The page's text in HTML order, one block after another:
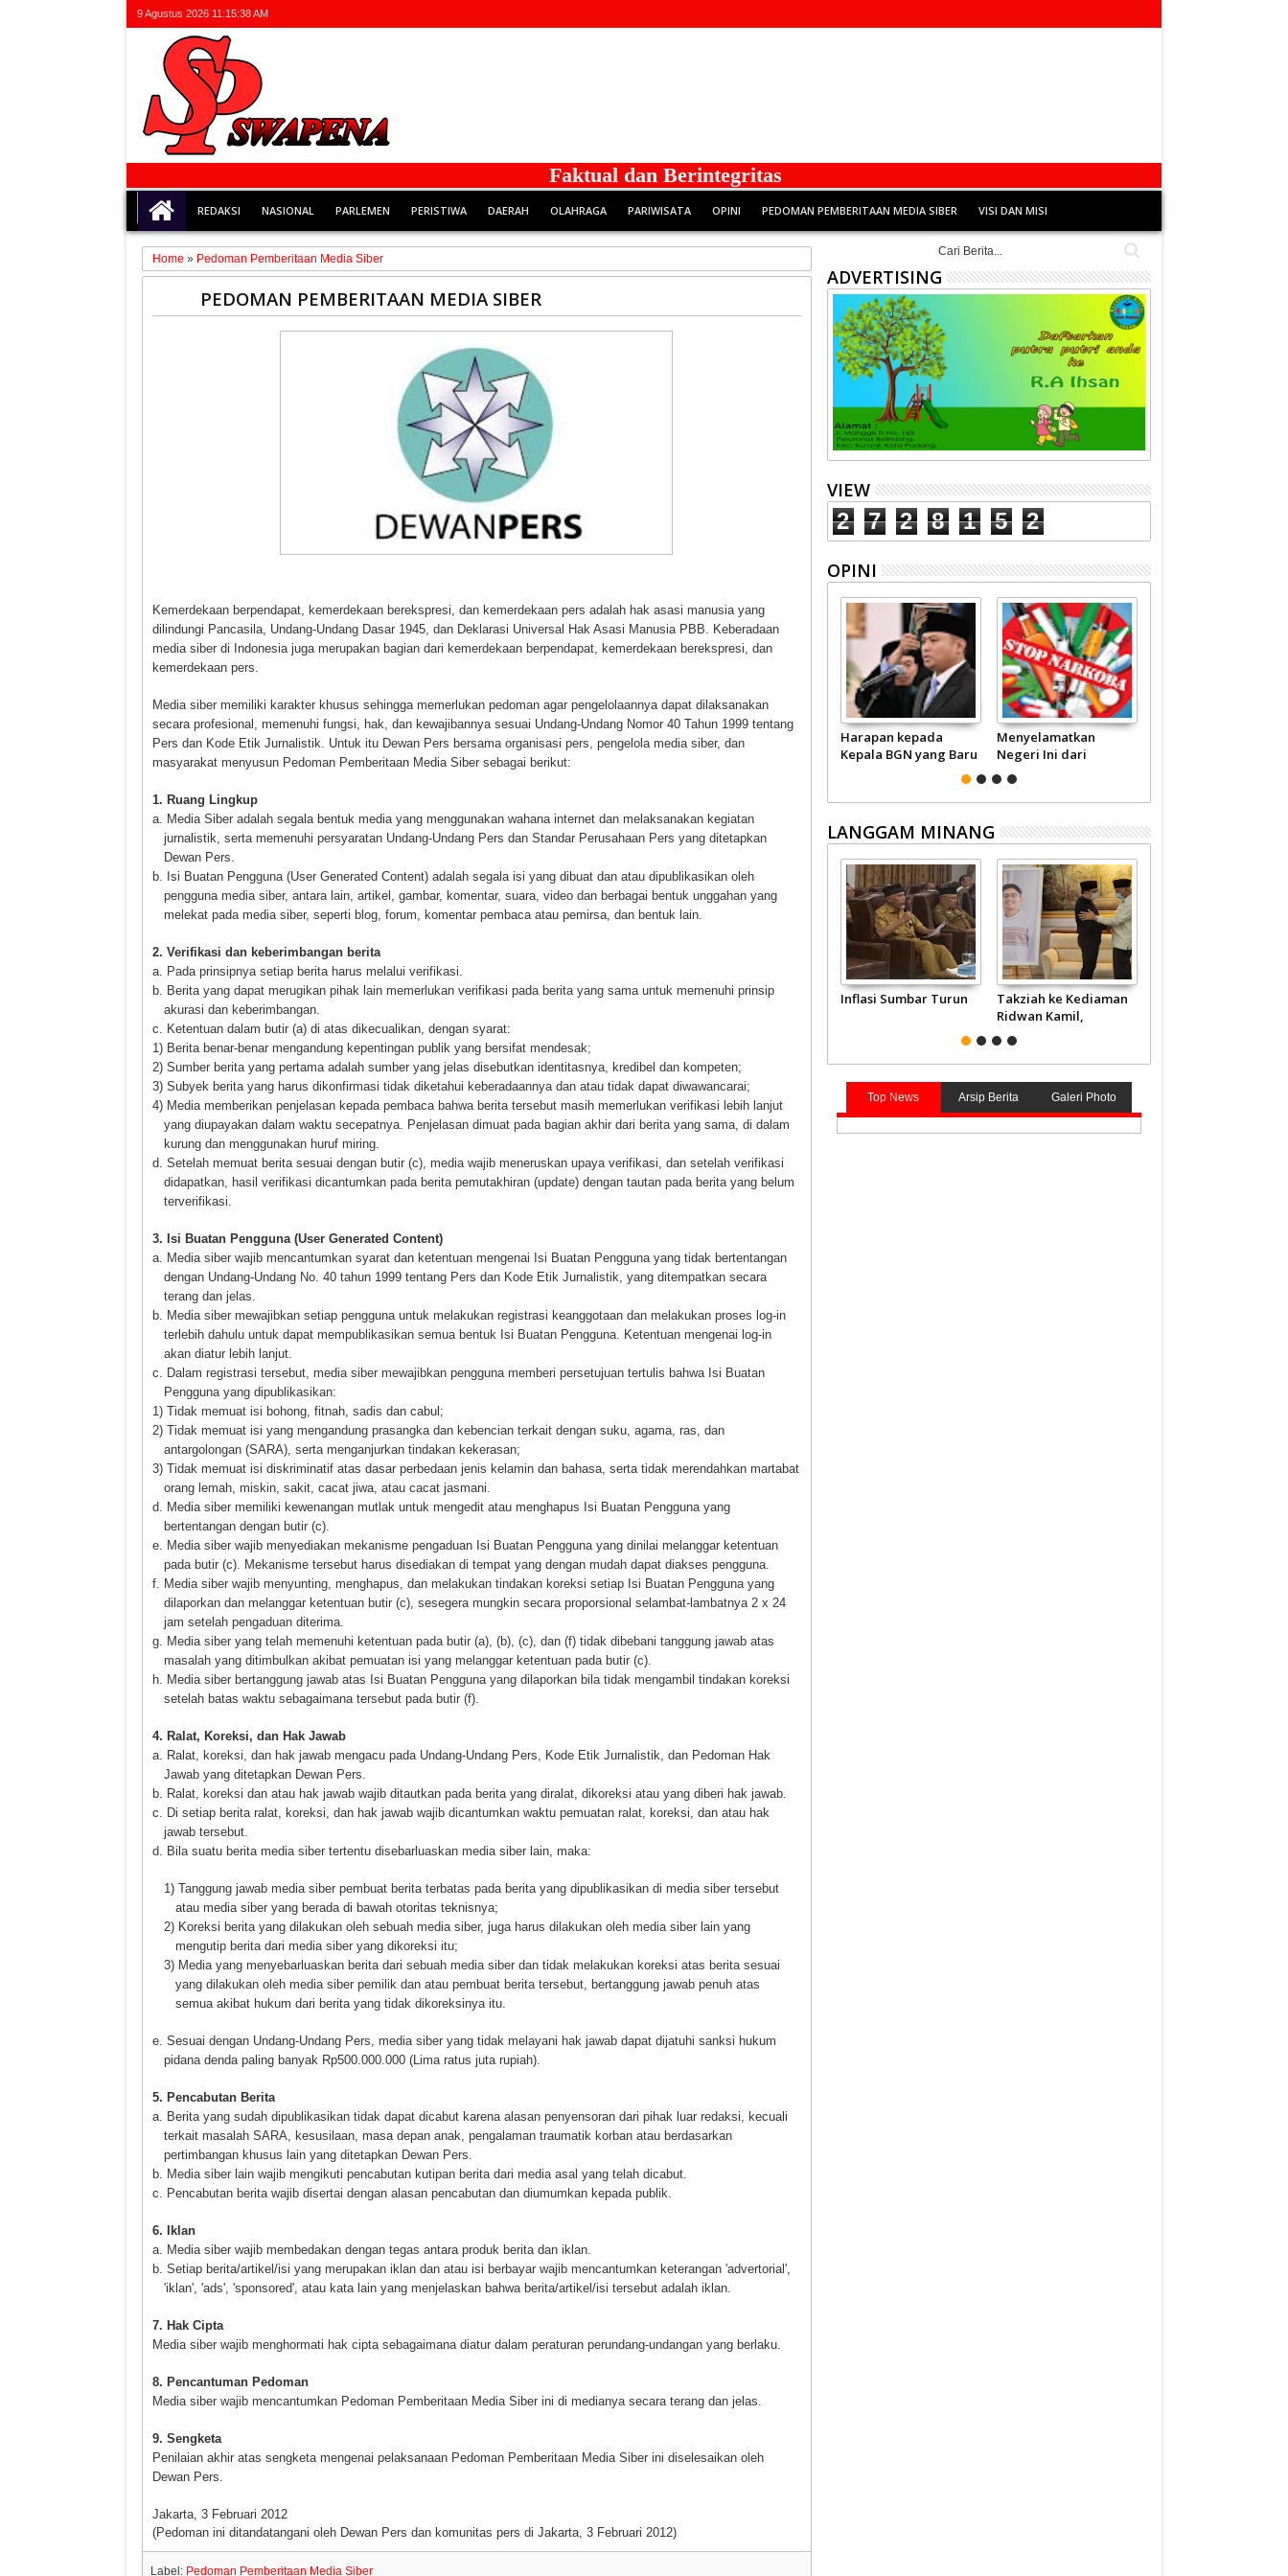
9 Agustus 2026 11:15:38 AM
Faktual dan Berintegritas
REDAKSI NASIONAL PARLEMEN PERISTIWA DAERAH OLAHRAGA PARIWISATA OPINI PEDOMAN PEMBERITAAN MEDIA SIBER VISI DAN MISI
Home » Pedoman Pemberitaan Media Siber
PEDOMAN PEMBERITAAN MEDIA SIBER
Kemerdekaan berpendapat, kemerdekaan berekspresi, dan kemerdekaan pers adalah hak asasi manusia yang
dilindungi Pancasila, Undang-Undang Dasar 1945, dan Deklarasi Universal Hak Asasi Manusia PBB. Keberadaan
media siber di Indonesia juga merupakan bagian dari kemerdekaan berpendapat, kemerdekaan berekspresi, dan
kemerdekaan pers.
Media siber memiliki karakter khusus sehingga memerlukan pedoman agar pengelolaannya dapat dilaksanakan
secara profesional, memenuhi fungsi, hak, dan kewajibannya sesuai Undang-Undang Nomor 40 Tahun 1999 tentang
Pers dan Kode Etik Jurnalistik. Untuk itu Dewan Pers bersama organisasi pers, pengelola media siber, dan
masyarakat menyusun Pedoman Pemberitaan Media Siber sebagai berikut:
1. Ruang Lingkup
a. Media Siber adalah segala bentuk media yang menggunakan wahana internet dan melaksanakan kegiatan
jurnalistik, serta memenuhi persyaratan Undang-Undang Pers dan Standar Perusahaan Pers yang ditetapkan
Dewan Pers.
b. Isi Buatan Pengguna (User Generated Content) adalah segala isi yang dibuat dan atau dipublikasikan oleh
pengguna media siber, antara lain, artikel, gambar, komentar, suara, video dan berbagai bentuk unggahan yang
melekat pada media siber, seperti blog, forum, komentar pembaca atau pemirsa, dan bentuk lain.
2. Verifikasi dan keberimbangan berita
a. Pada prinsipnya setiap berita harus melalui verifikasi.
b. Berita yang dapat merugikan pihak lain memerlukan verifikasi pada berita yang sama untuk memenuhi prinsip
akurasi dan keberimbangan.
c. Ketentuan dalam butir (a) di atas dikecualikan, dengan syarat:
1) Berita benar-benar mengandung kepentingan publik yang bersifat mendesak;
2) Sumber berita yang pertama adalah sumber yang jelas disebutkan identitasnya, kredibel dan kompeten;
3) Subyek berita yang harus dikonfirmasi tidak diketahui keberadaannya dan atau tidak dapat diwawancarai;
4) Media memberikan penjelasan kepada pembaca bahwa berita tersebut masih memerlukan verifikasi lebih lanjut
yang diupayakan dalam waktu secepatnya. Penjelasan dimuat pada bagian akhir dari berita yang sama, di dalam
kurung dan menggunakan huruf miring.
d. Setelah memuat berita sesuai dengan butir (c), media wajib meneruskan upaya verifikasi, dan setelah verifikasi
didapatkan, hasil verifikasi dicantumkan pada berita pemutakhiran (update) dengan tautan pada berita yang belum
terverifikasi.
3. Isi Buatan Pengguna (User Generated Content)
a. Media siber wajib mencantumkan syarat dan ketentuan mengenai Isi Buatan Pengguna yang tidak bertentangan
dengan Undang-Undang No. 40 tahun 1999 tentang Pers dan Kode Etik Jurnalistik, yang ditempatkan secara
terang dan jelas.
b. Media siber mewajibkan setiap pengguna untuk melakukan registrasi keanggotaan dan melakukan proses log-in
terlebih dahulu untuk dapat mempublikasikan semua bentuk Isi Buatan Pengguna. Ketentuan mengenai log-in
akan diatur lebih lanjut.
c. Dalam registrasi tersebut, media siber mewajibkan pengguna memberi persetujuan tertulis bahwa Isi Buatan
Pengguna yang dipublikasikan:
1) Tidak memuat isi bohong, fitnah, sadis dan cabul;
2) Tidak memuat isi yang mengandung prasangka dan kebencian terkait dengan suku, agama, ras, dan
antargolongan (SARA), serta menganjurkan tindakan kekerasan;
3) Tidak memuat isi diskriminatif atas dasar perbedaan jenis kelamin dan bahasa, serta tidak merendahkan martabat
orang lemah, miskin, sakit, cacat jiwa, atau cacat jasmani.
d. Media siber memiliki kewenangan mutlak untuk mengedit atau menghapus Isi Buatan Pengguna yang
bertentangan dengan butir (c).
e. Media siber wajib menyediakan mekanisme pengaduan Isi Buatan Pengguna yang dinilai melanggar ketentuan
pada butir (c). Mekanisme tersebut harus disediakan di tempat yang dengan mudah dapat diakses pengguna.
f. Media siber wajib menyunting, menghapus, dan melakukan tindakan koreksi setiap Isi Buatan Pengguna yang
dilaporkan dan melanggar ketentuan butir (c), sesegera mungkin secara proporsional selambat-lambatnya 2 x 24
jam setelah pengaduan diterima.
g. Media siber yang telah memenuhi ketentuan pada butir (a), (b), (c), dan (f) tidak dibebani tanggung jawab atas
masalah yang ditimbulkan akibat pemuatan isi yang melanggar ketentuan pada butir (c).
h. Media siber bertanggung jawab atas Isi Buatan Pengguna yang dilaporkan bila tidak mengambil tindakan koreksi
setelah batas waktu sebagaimana tersebut pada butir (f).
4. Ralat, Koreksi, dan Hak Jawab
a. Ralat, koreksi, dan hak jawab mengacu pada Undang-Undang Pers, Kode Etik Jurnalistik, dan Pedoman Hak
Jawab yang ditetapkan Dewan Pers.
b. Ralat, koreksi dan atau hak jawab wajib ditautkan pada berita yang diralat, dikoreksi atau yang diberi hak jawab.
c. Di setiap berita ralat, koreksi, dan hak jawab wajib dicantumkan waktu pemuatan ralat, koreksi, dan atau hak
jawab tersebut.
d. Bila suatu berita media siber tertentu disebarluaskan media siber lain, maka:
1) Tanggung jawab media siber pembuat berita terbatas pada berita yang dipublikasikan di media siber tersebut
atau media siber yang berada di bawah otoritas teknisnya;
2) Koreksi berita yang dilakukan oleh sebuah media siber, juga harus dilakukan oleh media siber lain yang
mengutip berita dari media siber yang dikoreksi itu;
3) Media yang menyebarluaskan berita dari sebuah media siber dan tidak melakukan koreksi atas berita sesuai
yang dilakukan oleh media siber pemilik dan atau pembuat berita tersebut, bertanggung jawab penuh atas
semua akibat hukum dari berita yang tidak dikoreksinya itu.
e. Sesuai dengan Undang-Undang Pers, media siber yang tidak melayani hak jawab dapat dijatuhi sanksi hukum
pidana denda paling banyak Rp500.000.000 (Lima ratus juta rupiah).
5. Pencabutan Berita
a. Berita yang sudah dipublikasikan tidak dapat dicabut karena alasan penyensoran dari pihak luar redaksi, kecuali
terkait masalah SARA, kesusilaan, masa depan anak, pengalaman traumatik korban atau berdasarkan
pertimbangan khusus lain yang ditetapkan Dewan Pers.
b. Media siber lain wajib mengikuti pencabutan kutipan berita dari media asal yang telah dicabut.
c. Pencabutan berita wajib disertai dengan alasan pencabutan dan diumumkan kepada publik.
6. Iklan
a. Media siber wajib membedakan dengan tegas antara produk berita dan iklan.
b. Setiap berita/artikel/isi yang merupakan iklan dan atau isi berbayar wajib mencantumkan keterangan 'advertorial',
'iklan', 'ads', 'sponsored', atau kata lain yang menjelaskan bahwa berita/artikel/isi tersebut adalah iklan.
7. Hak Cipta
Media siber wajib menghormati hak cipta sebagaimana diatur dalam peraturan perundang-undangan yang berlaku.
8. Pencantuman Pedoman
Media siber wajib mencantumkan Pedoman Pemberitaan Media Siber ini di medianya secara terang dan jelas.
9. Sengketa
Penilaian akhir atas sengketa mengenai pelaksanaan Pedoman Pemberitaan Media Siber ini diselesaikan oleh
Dewan Pers.
Jakarta, 3 Februari 2012
(Pedoman ini ditandatangani oleh Dewan Pers dan komunitas pers di Jakarta, 3 Februari 2012)
Label: Pedoman Pemberitaan Media Siber
ADVERTISING
VIEW
2 7 2 8 1 5 2
OPINI
Harapan kepada
Kepala BGN yang Baru
Menyelamatkan
Negeri Ini dari
Narkoba
LANGGAM MINANG
Inflasi Sumbar Turun
Takziah ke Kediaman
Ridwan Kamil,
Gubernur Mahyeldi
Doakan Eril Syahid
Top News Arsip Berita Galeri Photo